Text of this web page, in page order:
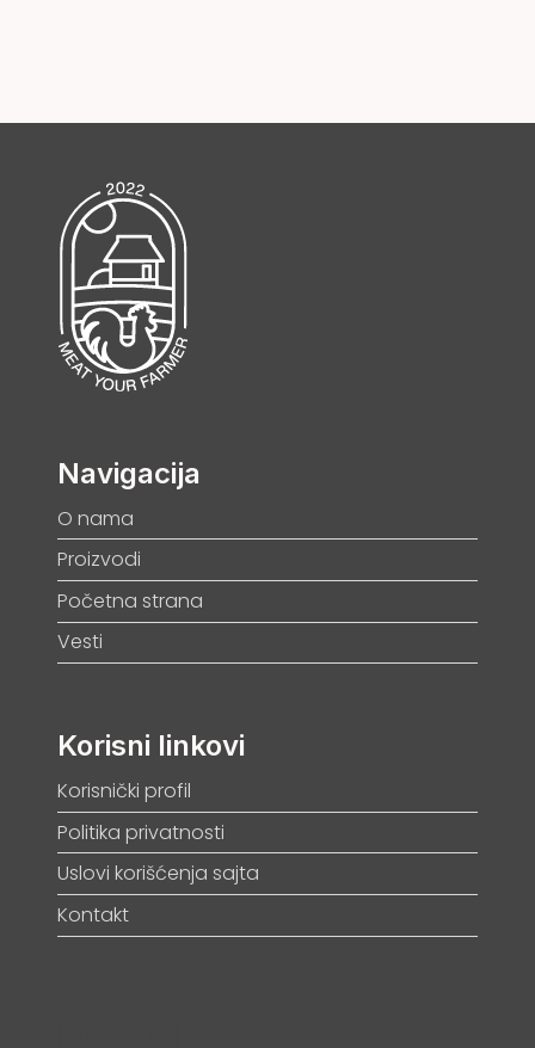
Navigacija
O nama
Proizvodi
Početna strana
Vesti
Korisni linkovi
Korisnički profil
Politika privatnosti
Uslovi korišćenja sajta
Kontakt